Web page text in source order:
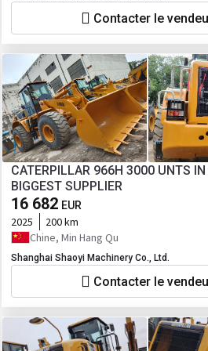
Contacter le
CATERPILLAR 966H 3000 UNTS
BIGGEST SUPPLIER
16 682 EUR
2025
200 km
Chine, Min Hang Qu
Shanghai Shaoyi Machinery Co., Ltd.
Contacter le